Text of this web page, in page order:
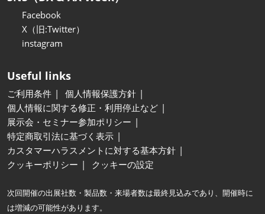
Facebook
X（旧:Twitter）
instagram
Useful links
ご利用条件
個人情報保護方針
個人情報に関する修正・利用停止など
展示会・セミナー参加ポリシー
特定商取引法に基づく表示
カスタマーハラスメントに対する基本方針
クッキーポリシー
クッキーの設定
次回開催の出展社数・製品数・来場者数は最終見込みであり、開催時に
は増減の可能性があります。